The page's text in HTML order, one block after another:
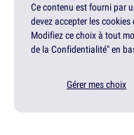
Ce contenu est fourni par
devez accepter les
Modifiez ce choix à tout
de la Confidentialité" en
Gérer mes choix